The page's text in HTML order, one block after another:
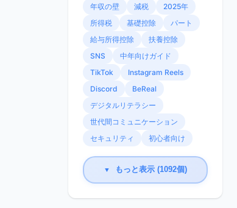
年収の壁
減税
2025年
所得税
基礎控除
パート
給与所得控除
扶養控除
SNS
中年向けガイド
TikTok
Instagram Reels
Discord
BeReal
デジタルリテラシー
世代間コミュニケーション
セキュリティ
初心者向け
▼ もっと表示 (1092個)